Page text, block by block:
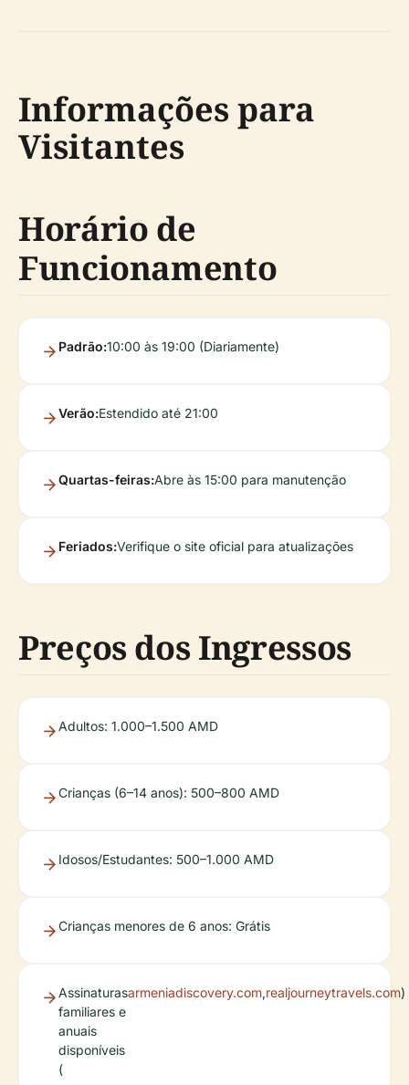
Informações para
Visitantes
Horário de
Funcionamento
Padrão:10:00 às 19:00 (Diariamente)
Verão:Estendido até 21:00
Quartas-feiras:Abre às 15:00 para manutenção
Feriados:Verifique o site oficial para atualizações
Preços dos Ingressos
Adultos: 1.000–1.500 AMD
Crianças (6–14 anos): 500–800 AMD
Idosos/Estudantes: 500–1.000 AMD
Crianças menores de 6 anos: Grátis
Assinaturas
familiares e
anuais
disponíveis
(
armeniadiscovery.com,realjourneytravels.com)